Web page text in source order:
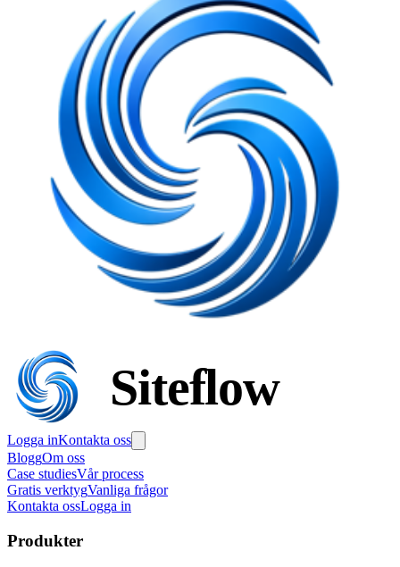
Siteflow
Logga inKontakta oss
BloggOm oss
Case studiesVår process
Gratis verktygVanliga frågor
Kontakta ossLogga in
Produkter